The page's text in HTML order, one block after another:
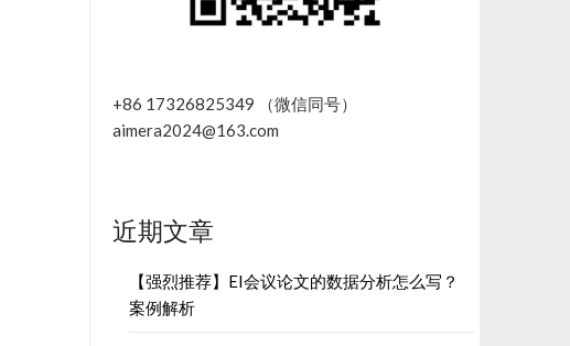
+86 17326825349 （微信同号）
aimera2024@163.com
近期文章
【强烈推荐】EI会议论文的数据分析怎么写？
案例解析